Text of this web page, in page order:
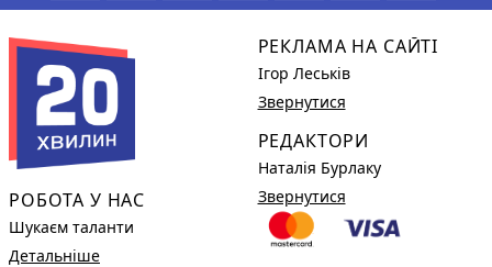
РОБОТА У НАС
Шукаєм таланти
Детальніше
РЕКЛАМА НА САЙТІ
Ігор Леськів
Звернутися
РЕДАКТОРИ
Наталія Бурлаку
Звернутися